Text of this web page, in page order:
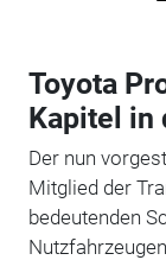
Toyota
Kapitel in
Der nun
Mitglied der
bedeutenden